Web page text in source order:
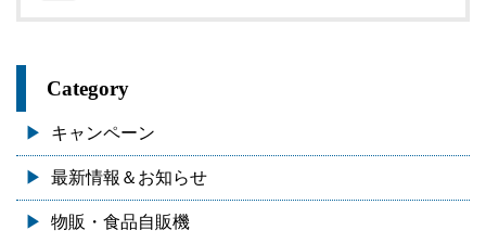
Category
キャンペーン
最新情報＆お知らせ
物販・食品自販機